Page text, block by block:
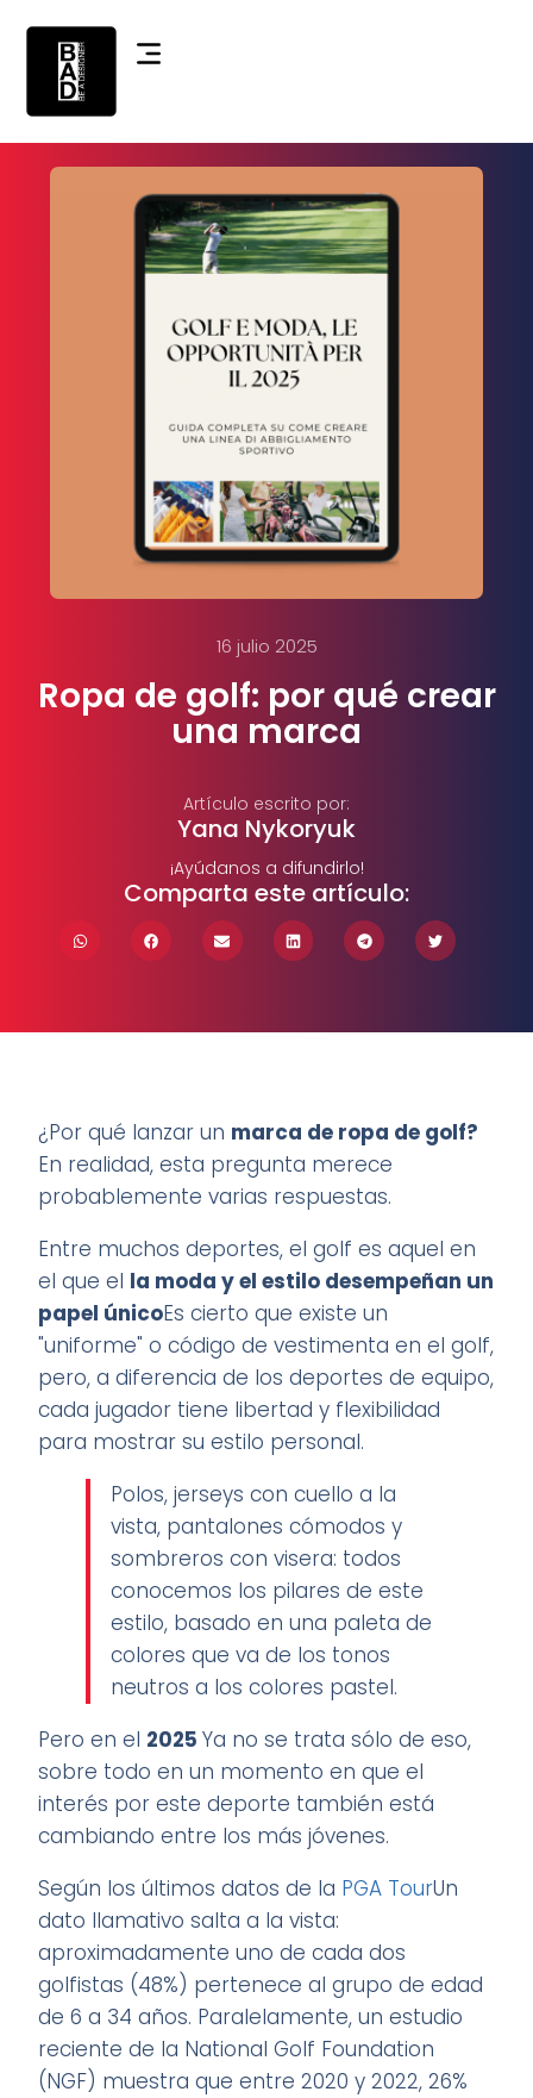
16 julio 2025
Ropa de golf: por qué crear
una marca
Artículo escrito por:
Yana Nykoryuk
¡Ayúdanos a difundirlo!
Comparta este artículo:
¿Por qué lanzar un marca de ropa de golf?
En realidad, esta pregunta merece
probablemente varias respuestas.
Entre muchos deportes, el golf es aquel en
el que el la moda y el estilo desempeñan un
papel únicoEs cierto que existe un
"uniforme" o código de vestimenta en el golf,
pero, a diferencia de los deportes de equipo,
cada jugador tiene libertad y flexibilidad
para mostrar su estilo personal.
Polos, jerseys con cuello a la
vista, pantalones cómodos y
sombreros con visera: todos
conocemos los pilares de este
estilo, basado en una paleta de
colores que va de los tonos
neutros a los colores pastel.
Pero en el 2025Ya no se trata sólo de eso,
sobre todo en un momento en que el
interés por este deporte también está
cambiando entre los más jóvenes.
Según los últimos datos de la PGA TourUn
dato llamativo salta a la vista:
aproximadamente uno de cada dos
golfistas (48%) pertenece al grupo de edad
de 6 a 34 años. Paralelamente, un estudio
reciente de la National Golf Foundation
(NGF) muestra que entre 2020 y 2022, 26%